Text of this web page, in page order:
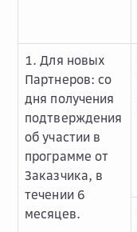
1. Для новых
Партнеров: со
дня получения
подтверждения
об участии в
программе от
Заказчика, в
течении 6
месяцев.